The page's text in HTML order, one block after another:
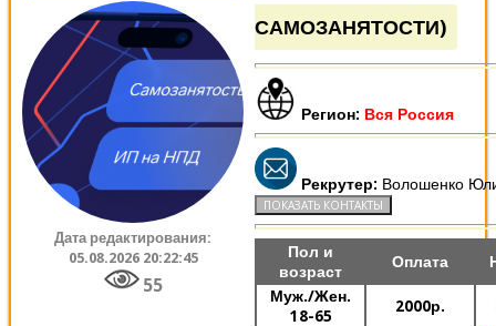
Дата редактирования:
05.08.2026 20:22:45
55
САМОЗАНЯТОСТИ)
Регион: Вся Россия
Рекрутер: Волошенко
Пол и
возраст
Оплата
Муж./Жен.
18-65
2000р.